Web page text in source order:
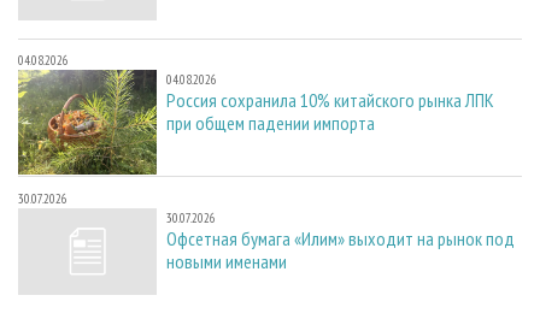
04.08.2026
04.08.2026
Россия сохранила 10% китайского рынка ЛПК
при общем падении импорта
30.07.2026
30.07.2026
Офсетная бумага «Илим» выходит на рынок под
новыми именами